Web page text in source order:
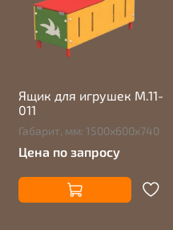
Ящик для игрушек М.11-
011
Габарит, мм: 1500х600х740
Цена по запросу